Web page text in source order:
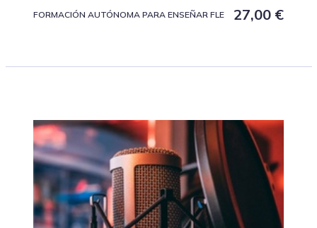
FORMACIÓN AUTÓNOMA PARA ENSEÑAR FLE 27,00 €